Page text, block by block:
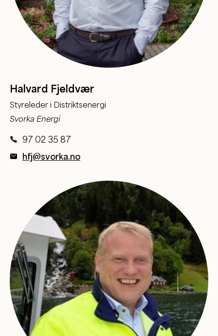
Halvard Fjeldvær
Styreleder i Distriktsenergi
Svorka Energi
97 02 35 87
hfj@svorka.no